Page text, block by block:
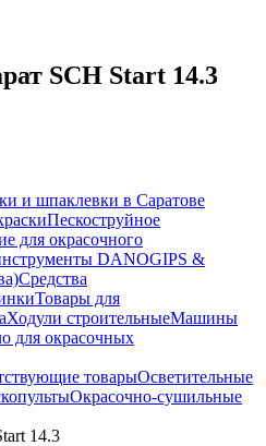
SCH Start 14.3
и шпаклевки в Саратове
Пескоструйное
для окрасочного
DANOGIPS &
Средства
Товары для
Ходули строительныеМашины
для окрасочных
товарыОсветительные
Окрасочно-сушильные
14.3